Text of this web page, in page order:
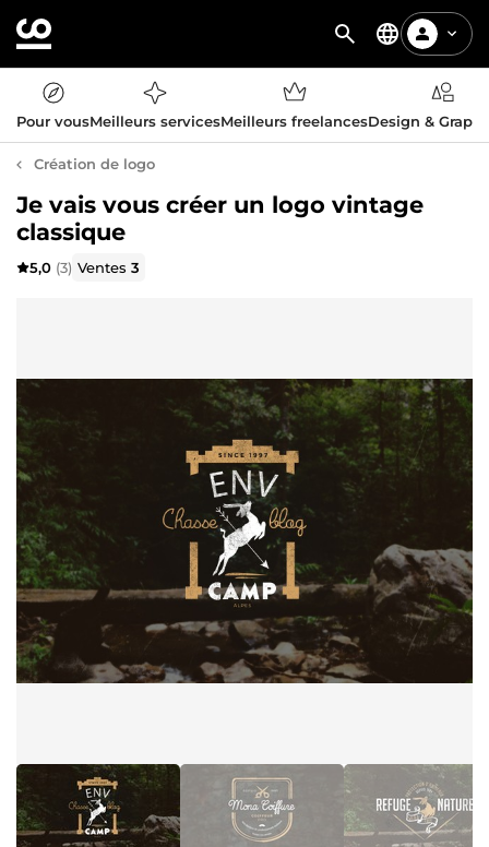
Pour vousMeilleurs servicesMeilleurs freelancesDesign &
Création de logo
Je vais vous créer un logo vintage
classique
5,0 (3) Ventes3